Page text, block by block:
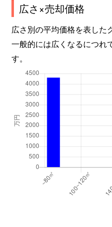
広さ×売却価格
広さ別の平均価格を表した
一般的には広くなるにつれ
す。